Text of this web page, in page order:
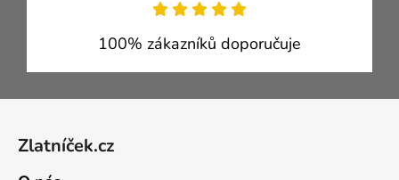
100% zákazníků doporučuje
Zlatníček.cz